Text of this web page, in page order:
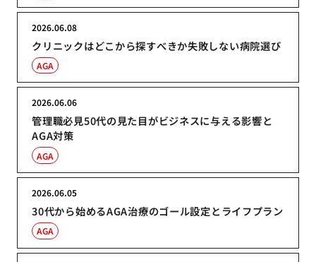
クリニックはどこから探すべきか失敗しない病院選び
2026.06.08
AGA
管理職必見50代の見た目がビジネスに与える影響と
AGA対策
2026.06.06
AGA
30代から始めるAGA治療のゴール設定とライフプラン
2026.06.05
AGA